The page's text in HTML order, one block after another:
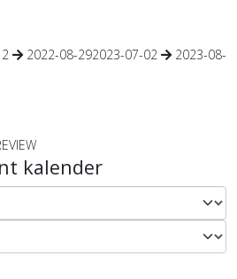
2022-08-292023-07-02
2023-08-
kalender